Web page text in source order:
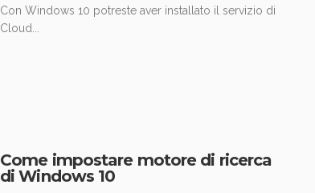
Con Windows 10 potreste aver installato il servizio di
Cloud...
Come impostare motore di ricerca
di Windows 10